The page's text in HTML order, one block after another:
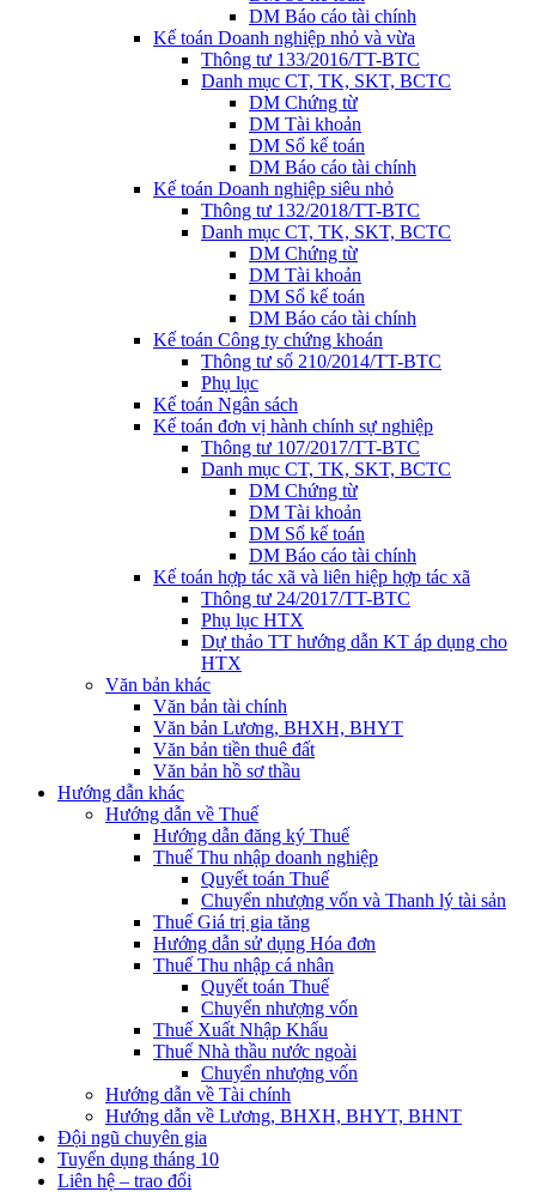
DM Báo cáo tài chính
Kế toán Doanh nghiệp nhỏ và vừa
Thông tư 133/2016/TT-BTC
Danh mục CT, TK, SKT, BCTC
DM Chứng từ
DM Tài khoản
DM Sổ kế toán
DM Báo cáo tài chính
Kế toán Doanh nghiệp siêu nhỏ
Thông tư 132/2018/TT-BTC
Danh mục CT, TK, SKT, BCTC
DM Chứng từ
DM Tài khoản
DM Sổ kế toán
DM Báo cáo tài chính
Kế toán Công ty chứng khoán
Thông tư số 210/2014/TT-BTC
Phụ lục
Kế toán Ngân sách
Kế toán đơn vị hành chính sự nghiệp
Thông tư 107/2017/TT-BTC
Danh mục CT, TK, SKT, BCTC
DM Chứng từ
DM Tài khoản
DM Sổ kế toán
DM Báo cáo tài chính
Kế toán hợp tác xã và liên hiệp hợp tác xã
Thông tư 24/2017/TT-BTC
Phụ lục HTX
Dự thảo TT hướng dẫn KT áp dụng cho
HTX
Văn bản khác
Văn bản tài chính
Văn bản Lương, BHXH, BHYT
Văn bản tiền thuê đất
Văn bản hồ sơ thầu
Hướng dẫn khác
Hướng dẫn về Thuế
Hướng dẫn đăng ký Thuế
Thuế Thu nhập doanh nghiệp
Quyết toán Thuế
Chuyển nhượng vốn và Thanh lý tài sản
Thuế Giá trị gia tăng
Hướng dẫn sử dụng Hóa đơn
Thuế Thu nhập cá nhân
Quyết toán Thuế
Chuyển nhượng vốn
Thuế Xuất Nhập Khẩu
Thuế Nhà thầu nước ngoài
Chuyển nhượng vốn
Hướng dẫn về Tài chính
Hướng dẫn về Lương, BHXH, BHYT, BHNT
Đội ngũ chuyên gia
Tuyển dụng tháng 10
Liên hệ – trao đổi